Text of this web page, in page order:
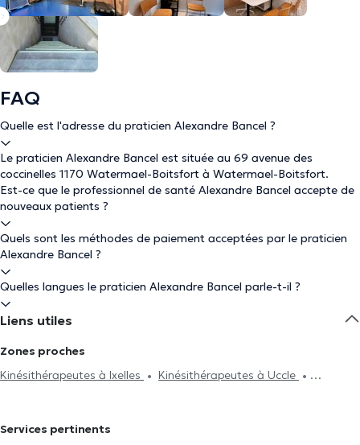
FAQ
Quelle est l'adresse du praticien Alexandre Bancel ?
Le praticien Alexandre Bancel est située au 69 avenue des
coccinelles 1170 Watermael-Boitsfort à Watermael-Boitsfort.
Est-ce que le professionnel de santé Alexandre Bancel accepte de
nouveaux patients ?
Quels sont les méthodes de paiement acceptées par le praticien
Alexandre Bancel ?
Quelles langues le praticien Alexandre Bancel parle-t-il ?
Liens utiles
Zones proches
Kinésithérapeutes à Ixelles
Kinésithérapeutes à Uccle
Bruxelles
Kinésithérapeutes à Woluwe-Saint-Pierre
Services pertinents